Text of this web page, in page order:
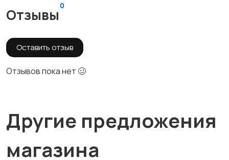
Отзывы
0
Оставить отзыв
Отзывов пока нет 🥴
Другие предложения
магазина